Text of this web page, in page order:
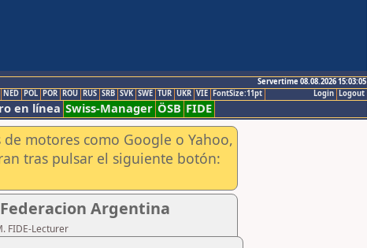
Servertime 08.08.2026 15:03:05
Logout
Login
NED POL POR ROU RUS SRB SVK SWE TUR UKR VIE FontSize:11pt
en línea Swiss-Manager ÖSB FIDE
motores como Google o Yahoo,
tras pulsar el siguiente botón:
Argentina
FIDE-Lecturer